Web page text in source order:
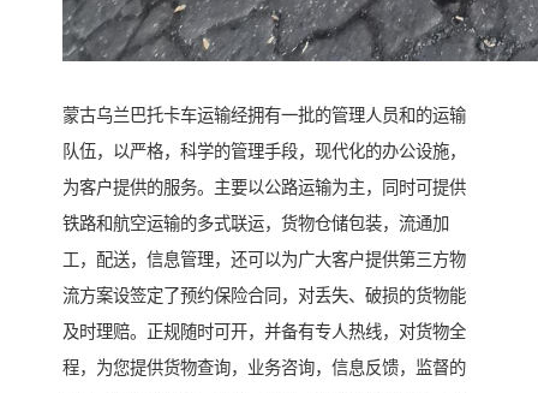
蒙古乌兰巴托卡车运输经拥有一批的管理人员和的运输
队伍，以严格，科学的管理手段，现代化的办公设施，
为客户提供的服务。主要以公路运输为主，同时可提供
铁路和航空运输的多式联运，货物仓储包装，流通加
工，配送，信息管理，还可以为广大客户提供第三方物
流方案设签定了预约保险合同，对丢失、破损的货物能
及时理赔。正规随时可开，并备有专人热线，对货物全
程，为您提供货物查询，业务咨询，信息反馈，监督的